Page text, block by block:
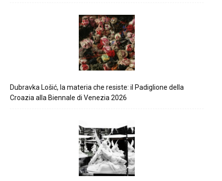
Dubravka Lošić, la materia che resiste: il Padiglione della
Croazia alla Biennale di Venezia 2026